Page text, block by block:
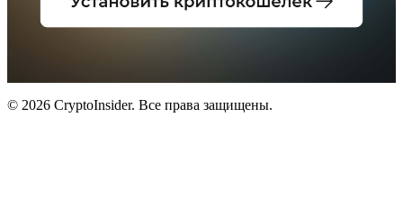
© 2026 CryptoInsider. Все права защищены.